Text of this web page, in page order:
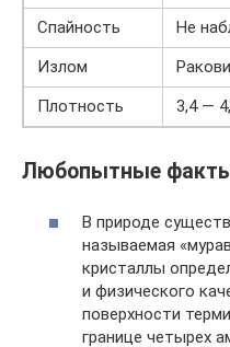
Спайность
Не
Излом
Плотность
3,4 —
Любопытные
В природе
называемая
кристаллы
и физического
поверхности
границе четырех